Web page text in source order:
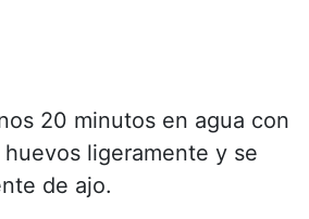
20 minutos en agua con
ligeramente y se
de ajo.